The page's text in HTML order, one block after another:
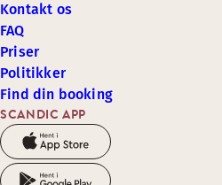
SCANDIC APP
Kontakt os
FAQ
Priser
Politikker
Find din booking